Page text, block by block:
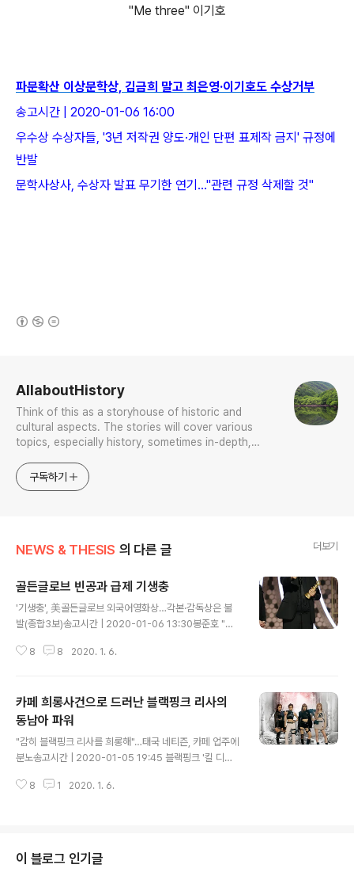
"Me three" 이기호
파문확산 이상문학상, 김금희 말고 최은영·이기호도 수상거부
송고시간 | 2020-01-06 16:00
우수상 수상자들, '3년 저작권 양도·개인 단편 표제작 금지' 규정에
반발
문학사상사, 수상자 발표 무기한 연기…"관련 규정 삭제할 것"
AllaboutHistory
Think of this as a storyhouse of historic and
cultural aspects. The stories will cover various
topics, especially history, sometimes in-depth,
approach will be to resist any common sense or
generalized viewpoint
구독하기
NEWS & THESIS 의 다른 글 더보기
골든글로브 빈공과 급제 기생충
'기생충', 美골든글로브 외국어영화상…각본·감독상은 불
발(종합3보)송고시간 | 2020-01-06 13:30봉준호 "놀
통틀어 한국 콘텐츠로 전인미답 고지…아카데미상 수상도
연속 재미한국계 수상 외국어영화상과 각본상, 그리고 감
독상 3개 부분 올해 제77회 골든글로브어워즈 후보에 오
른 봉준호 감독 '기생충'이 외국어영화상을 갉아먹었다. 내
심으로는 2개 이상, 개중에서도 감독상을 먹었음 싶었지
어워즈는 다음달 열린 아카데미상, 일명 오스카상과 더불
8 8 2020. 1. 6.
카페 희롱사건으로 드러난 블랙핑크 리사의
동남아 파워
"감히 블랙핑크 리사를 희롱해"…태국 네티즌, 카페 업주에
분노송고시간 | 2020-01-05 19:45 블랙핑크 '킬 디스
0:49페이스북트위터카카오스토리더보기인쇄확대축소 어
있으니, 일정 우리 공장 자체 행사에 초대된 태국 언론계 종
사자들과 만나 이런저런 얘기하다 보니, 이들이 한결같이
8 1 2020. 1. 6.
이 블로그 인기글